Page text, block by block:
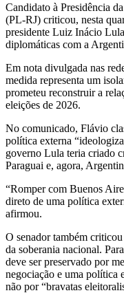
Candidato à Presidência
(PL-RJ) criticou, nesta
presidente Luiz Inácio
diplomáticas com a
Em nota divulgada nas
medida representa um
prometeu reconstruir a
eleições de 2026.
No comunicado, Flávio
política externa
governo Lula teria criado
Paraguai e, agora,
“Romper com Buenos
direto de uma política
afirmou.
O senador também
da soberania nacional.
deve ser preservado por
negociação e uma política
não por “bravatas